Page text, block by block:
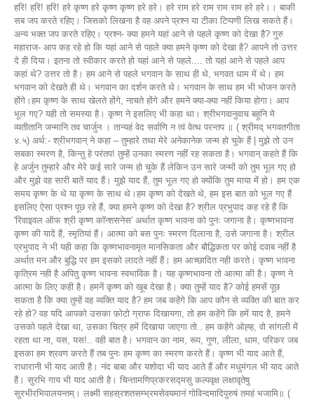
हरि! हरि! हरि! हरे कृष्ण हरे कृष्ण कृष्ण हरे हरे। हरे राम हरे राम राम राम हरे हरे।। बाकी
सब जप करते रहिए। जिसको लिखना है वह अपने प्रश्न या टीका टिप्पणी लिख सकते हैं।
अन्य भक्त जप करते रहिए। प्रश्न- क्या हमने यहां आने से पहले कृष्ण को देखा है? गुरु
महाराज- आप कह रहे हो कि यहां आने से पहले क्या हमने कृष्ण को देखा है? आपने तो उत्तर
दे ही दिया। इतना तो स्वीकार करते हो यहां आने से पहले.... तो यहां आने से पहले आप
कहां थे? उत्तर तो है। हम आने से पहले भगवान के साथ ही थे, भगवत धाम में थे। हम
भगवान को देखते ही थे। भगवान का दर्शन करते थे। भगवान के साथ हम भी भोजन करते
होंगे।हम कृष्ण के साथ खेलते होंगे, नाचते होंगे और हमने क्या-क्या नहीं किया होगा। आप
भूल गए? यही तो समस्या है। कृष्ण ने इसलिए भी कहा था। श्रीभगवानुवाच बहूनि मे
व्यतीतानि जन्मानि तव चार्जुन । तान्यहं वेद सर्वाणि न त्वं वेत्थ परन्तप ॥ ( श्रीमद् भगवतगीता
४.५) अर्थ:- श्रीभगवान् ने कहा – तुम्हारे तथा मेरे अनेकानेक जन्म हो चुके हैं | मुझे तो उन
सबका स्मरण है, किन्तु हे परंतप! तुम्हें उनका स्मरण नहीं रह सकता है। भगवान् कहते हैं कि
हे अर्जुन तुम्हारे और मेरे कई सारे जन्म हो चुके हैं लेकिन उन सारे जन्मों को तुम भूल गए हो
और मुझे वह सारी बातें याद हैं। मुझे याद हैं, तुम भूल गए हो क्योंकि तुम माया में हो। हम एक
समय कृष्ण के थे या कृष्ण के साथ थे।हम कृष्ण को देखते थे, हम इस बात को भूल गए हैं
इसलिए ऐसा प्रश्न पूछ रहे हैं, क्या हमने कृष्ण को देखा है? श्रील प्रभुपाद कह रहे हैं कि
'रिवाइवल ऑफ श्री कृष्ण कॉन्शसनेस' अर्थात कृष्ण भावना को पुनः जगाना है। कृष्णभावना
कृष्ण की यादें हैं, स्मृतियां हैं। आत्मा को बस पुनः स्मरण दिलाना है, उसे जगाना है। श्रील
प्रभुपाद ने भी यही कहा कि कृष्णभावनामृत मानसिकता और बौद्धिकता पर कोई दवाब नहीं है
अर्थात मन और बुद्धि पर हम इसको लादते नहीं हैं। हम आच्छादित नही करते। कृष्ण भावना
कृत्रिम नही है अपितु कृष्ण भावना स्वभाविक है। यह कृष्णभावना तो आत्मा की है। कृष्ण ने
आत्मा के लिए कही है। हमनें कृष्ण को खूब देखा है। क्या तुम्हें याद है? कोई हमसें पूछ
सकता है कि क्या तुम्हें वह व्यक्ति याद है? हम जब कहेंगे कि आप कौन से व्यक्ति की बात कर
रहे हो? वह यदि आपको उसका फ़ोटो ग्राफ दिखायगा, तो हम कहेंगे कि हमें याद है, हमने
उसको पहले देखा था, उसका चित्र हमें दिखाया जाएगा तो.. हम कहेंगे ओह्ह, वो सांगली में
रहता था ना, यस, यस!.. वही बात है। भगवान का नाम, रूप, गुण, लीला, धाम, परिकर जब
इसका हम श्रवण करते हैं तब पुनः हम कृष्ण का स्मरण करते हैं। कृष्ण भी याद आते हैं,
राधारानी भी याद आती है। नंद बाबा और यशोदा भी याद आते हैं और मधुमंगल भी याद आते
हैं। सुरभि गाय भी याद आती है। चिन्तामणिप्रकरसद्मसु कल्पवृक्ष लक्षावृतेषु
सुरभीरभिपालयन्तम्। लक्ष्मी सहस्रशतसम्भ्रमसेवयमानं गोविन्दमादिपुरुषं तमहं भजामि॥ (